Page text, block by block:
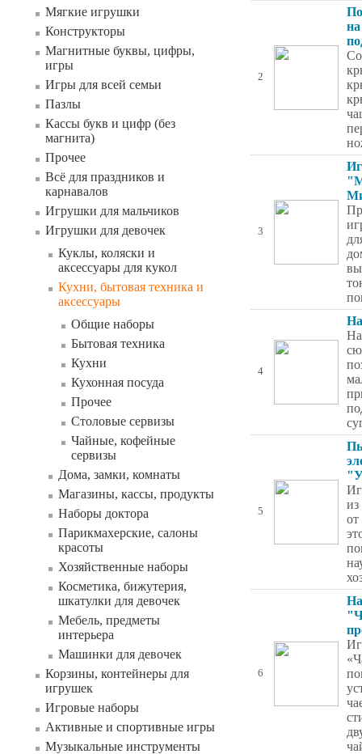
Мягкие игрушки
Конструкторы
Магнитные буквы, цифры,
игры
Игры для всей семьи
Пазлы
Кассы букв и цифр (без
магнита)
Прочее
Всё для праздников и
карнавалов
Игрушки для мальчиков
Игрушки для девочек
Куклы, коляски и
аксессуары для кукол
Кухни, бытовая техника и
аксессуары
Общие наборы
Бытовая техника
Кухни
Кухонная посуда
Прочее
Столовые сервизы
Чайные, кофейные
сервизы
Дома, замки, комнаты
Магазины, кассы, продукты
Наборы доктора
Парикмахерские, салоны
красоты
Хозяйственные наборы
Косметика, бижутерия,
шкатулки для девочек
Мебель, предметы
интерьера
Машинки для девочек
Корзины, контейнеры для
игрушек
Игровые наборы
Активные и спортивные игры
Музыкальные инструменты
2
3
4
5
6